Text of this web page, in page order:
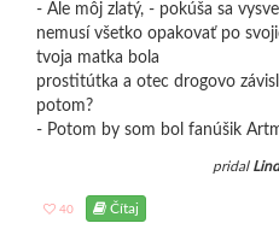
- Ale môj zlatý, - pokúša sa
nemusí všetko opakovať po
tvoja matka bola
prostitútka a otec drogovo
potom?
- Potom by som bol fanúšik
pridal
40 Čítaj